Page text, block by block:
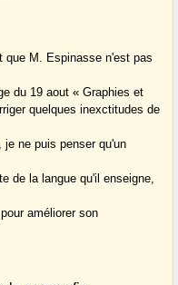
que M. Espinasse n'est pas
du 19 aout « Graphies et
quelques inexctitudes de
ne puis penser qu'un
de la langue qu'il enseigne,
améliorer son